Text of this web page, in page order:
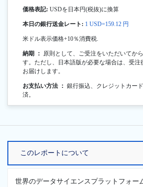
価格表記: USDを日本円(税抜)に換算
本日の銀行送金レート: 1 USD=159.12 円
米ドル表示価格+10％消費税.
納期 ： 原則として、ご受注をいただいてか
す。ただし、日本語版が必要な場合は、受注
お届けします。
お支払い方法 ： 銀行振込、クレジットカー
済。
世界のデータサイエンスプラットフォー